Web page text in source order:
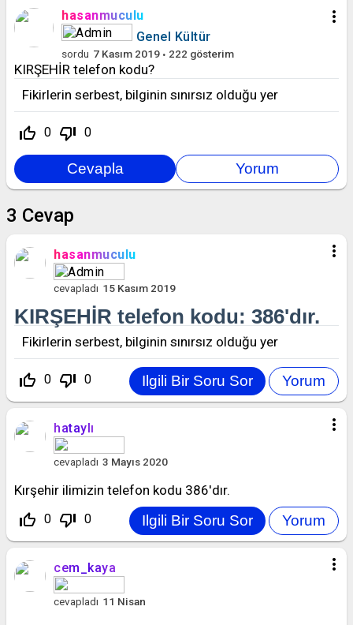
more_vert
hasanmuculu
Genel Kültür
sordu 7 Kasım 2019 222 gösterim
KIRŞEHİR telefon kodu?
Fikirlerin serbest, bilginin sınırsız olduğu yer
thumb_up_off_alt 0 thumb_down_off_alt 0
3 Cevap
more_vert
hasanmuculu
cevapladı 15 Kasım 2019
KIRŞEHİR telefon kodu: 386'dır.
Fikirlerin serbest, bilginin sınırsız olduğu yer
thumb_up_off_alt 0 thumb_down_off_alt 0
more_vert
hataylı
cevapladı 3 Mayıs 2020
Kırşehir ilimizin telefon kodu 386'dır.
thumb_up_off_alt 0 thumb_down_off_alt 0
more_vert
cem_kaya
cevapladı 11 Nisan